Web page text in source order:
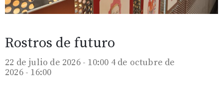
Rostros de futuro
22 de julio de 2026 - 10:00 4 de octubre de
2026 - 16:00